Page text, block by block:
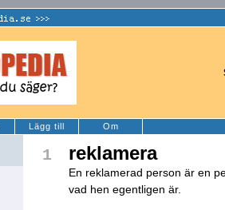
Lägg till Om
1 reklamera
En reklamerad person är en
vad hen egentligen är.